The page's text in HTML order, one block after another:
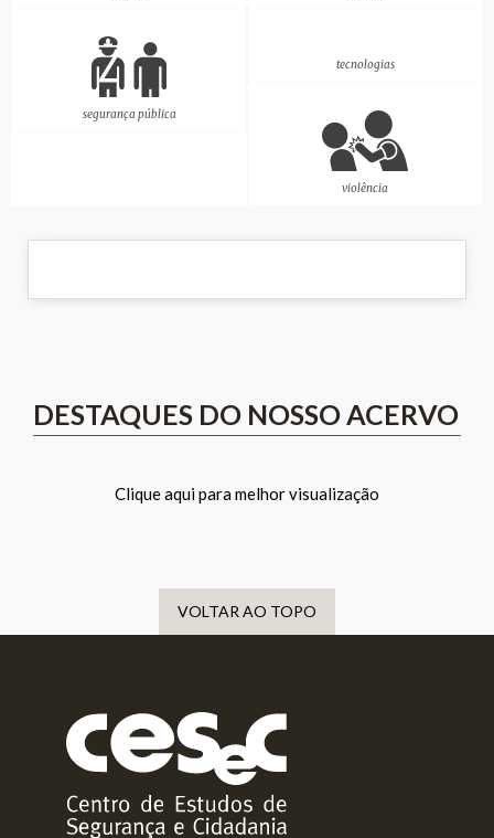
segurança pública
tecnologias
violência
DESTAQUES DO NOSSO ACERVO
Clique aqui para melhor visualização
VOLTAR AO TOPO